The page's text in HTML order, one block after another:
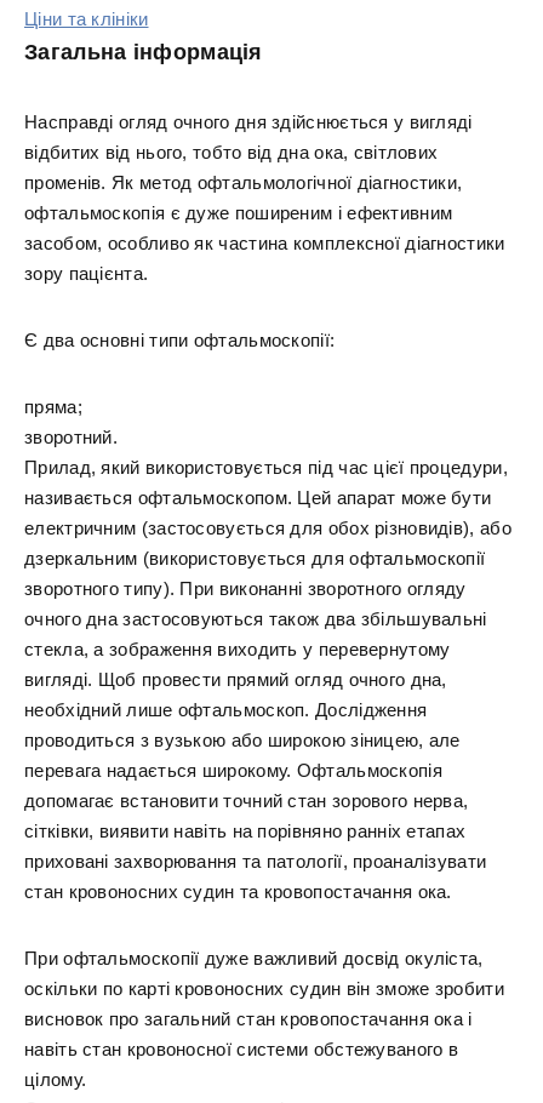
Ціни та клініки
Загальна інформація
Насправді огляд очного дня здійснюється у вигляді
відбитих від нього, тобто від дна ока, світлових
променів. Як метод офтальмологічної діагностики,
офтальмоскопія є дуже поширеним і ефективним
засобом, особливо як частина комплексної діагностики
зору пацієнта.
Є два основні типи офтальмоскопії:
пряма;
зворотний.
Прилад, який використовується під час цієї процедури,
називається офтальмоскопом. Цей апарат може бути
електричним (застосовується для обох різновидів), або
дзеркальним (використовується для офтальмоскопії
зворотного типу). При виконанні зворотного огляду
очного дна застосовуються також два збільшувальні
стекла, а зображення виходить у перевернутому
вигляді. Щоб провести прямий огляд очного дна,
необхідний лише офтальмоскоп. Дослідження
проводиться з вузькою або широкою зіницею, але
перевага надається широкому. Офтальмоскопія
допомагає встановити точний стан зорового нерва,
сітківки, виявити навіть на порівняно ранніх етапах
приховані захворювання та патології, проаналізувати
стан кровоносних судин та кровопостачання ока.
При офтальмоскопії дуже важливий досвід окуліста,
оскільки по карті кровоносних судин він зможе зробити
висновок про загальний стан кровопостачання ока і
навіть стан кровоносної системи обстежуваного в
цілому.